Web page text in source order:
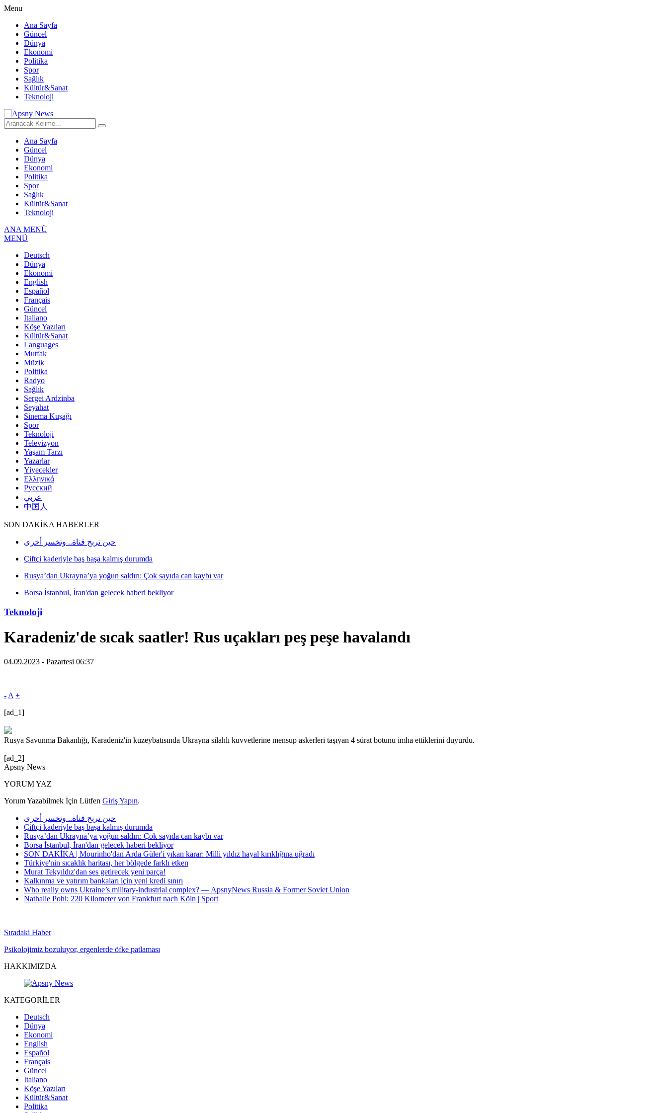
Menu
Ana Sayfa
Güncel
Dünya
Ekonomi
Politika
Spor
Sağlık
Kültür&Sanat
Teknoloji
Ana Sayfa
Güncel
Dünya
Ekonomi
Politika
Spor
Sağlık
Kültür&Sanat
Teknoloji
ANA MENÜ
MENÜ
Deutsch
Dünya
Ekonomi
English
Español
Français
Güncel
Italiano
Köşe Yazıları
Kültür&Sanat
Languages
Mutfak
Müzik
Politika
Radyo
Sağlık
Sergei Ardzinba
Seyahat
Sinema Kuşağı
Spor
Teknoloji
Televizyon
Yaşam Tarzı
Yazarlar
Yiyecekler
Ελληνικά
Русский
عربي
中国人
SON DAKİKA HABERLER
حين تربح قناة.. وتخسر أخرى
Çiftçi kaderiyle baş başa kalmış durumda
Rusya’dan Ukrayna’ya yoğun saldırı: Çok sayıda can kaybı var
Borsa İstanbul, İran'dan gelecek haberi bekliyor
Teknoloji
Karadeniz'de sıcak saatler! Rus uçakları peş peşe havalandı
04.09.2023 - Pazartesi 06:37
- A +
[ad_1]
Rusya Savunma Bakanlığı, Karadeniz'in kuzeybatısında Ukrayna silahlı kuvvetlerine mensup askerleri taşıyan 4 sürat botunu imha ettiklerini duyurdu.
[ad_2]
Apsny News
YORUM YAZ
Yorum Yazabilmek İçin Lütfen Giriş Yapın.
حين تربح قناة.. وتخسر أخرى
Çiftçi kaderiyle baş başa kalmış durumda
Rusya’dan Ukrayna’ya yoğun saldırı: Çok sayıda can kaybı var
Borsa İstanbul, İran'dan gelecek haberi bekliyor
SON DAKİKA | Mourinho'dan Arda Güler'i yıkan karar: Milli yıldız hayal kırıklığına uğradı
Türkiye'nin sıcaklık haritası, her bölgede farklı etken
Murat Tekyıldız'dan ses getirecek yeni parça!
Kalkınma ve yatırım bankaları için yeni kredi sınırı
Who really owns Ukraine’s military-industrial complex? — ApsnyNews Russia & Former Soviet Union
Nathalie Pohl: 220 Kilometer von Frankfurt nach Köln | Sport
Sıradaki Haber
Psikolojimiz bozuluyor, ergenlerde öfke patlaması
HAKKIMIZDA
KATEGORİLER
Deutsch
Dünya
Ekonomi
English
Español
Français
Güncel
Italiano
Köşe Yazıları
Kültür&Sanat
Politika